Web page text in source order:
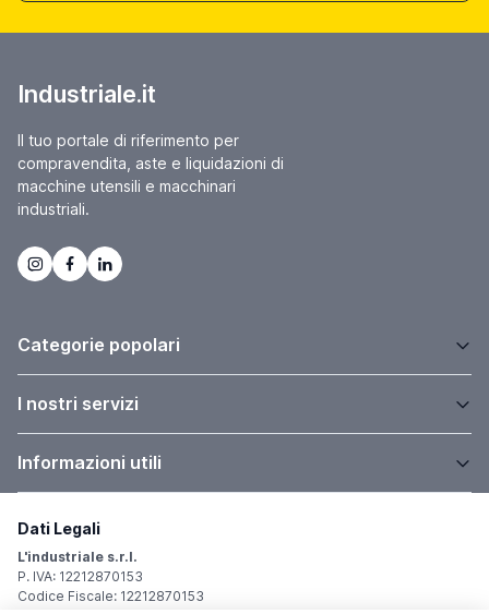
Industriale.it
Il tuo portale di riferimento per
compravendita, aste e liquidazioni di
macchine utensili e macchinari
industriali.
Categorie popolari
I nostri servizi
Informazioni utili
Dati Legali
L'industriale s.r.l.
P. IVA: 12212870153
Codice Fiscale: 12212870153